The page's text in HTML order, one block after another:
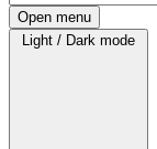
Open menu
Light / Dark mode